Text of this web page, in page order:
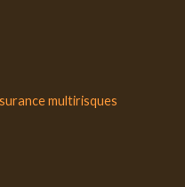
multirisques